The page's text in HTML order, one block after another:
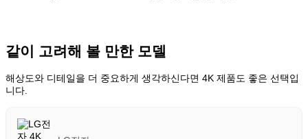
같이 고려해 볼 만한 모델
해상도와 디테일을 더 중요하게 생각하신다면 4K 제품도 좋은 선택입
니다.